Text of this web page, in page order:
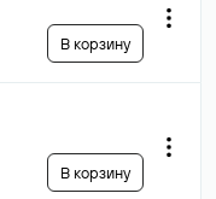
В корзину
В корзину